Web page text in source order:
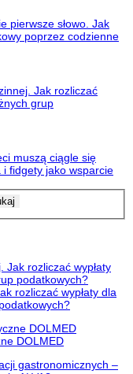
pierwsze słowo. Jak
poprzez codzienne
Jak rozliczać
grup
muszą ciągle się
fidgety jako wsparcie
rozliczać wypłaty dla
DOLMED